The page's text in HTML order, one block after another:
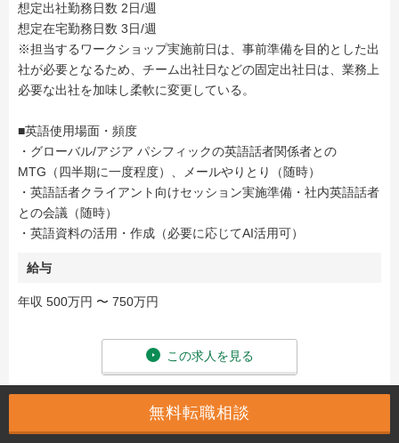
想定出社勤務日数 2日/週
想定在宅勤務日数 3日/週
※担当するワークショップ実施前日は、事前準備を目的とした出
社が必要となるため、チーム出社日などの固定出社日は、業務上
必要な出社を加味し柔軟に変更している。
■英語使用場面・頻度
・グローバル/アジア パシフィックの英語話者関係者との
MTG（四半期に一度程度）、メールやりとり（随時）
・英語話者クライアント向けセッション実施準備・社内英語話者
との会議（随時）
・英語資料の活用・作成（必要に応じてAI活用可）
給与
年収 500万円 〜 750万円
この求人を見る
案件番号：175468 / 014
無料転職相談